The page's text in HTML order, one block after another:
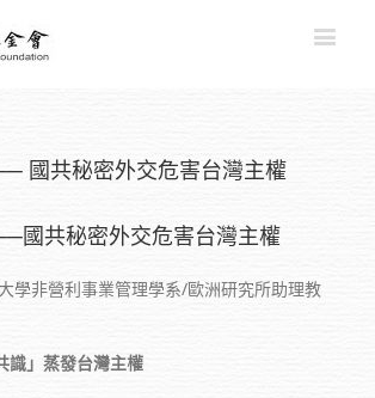
國共秘密外交危害台灣主權
國共秘密外交危害台灣主權
非營利事業管理學系/歐洲研究所助理教
識」蒸發台灣主權